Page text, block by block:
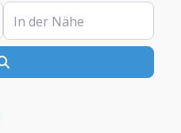
In der Nähe